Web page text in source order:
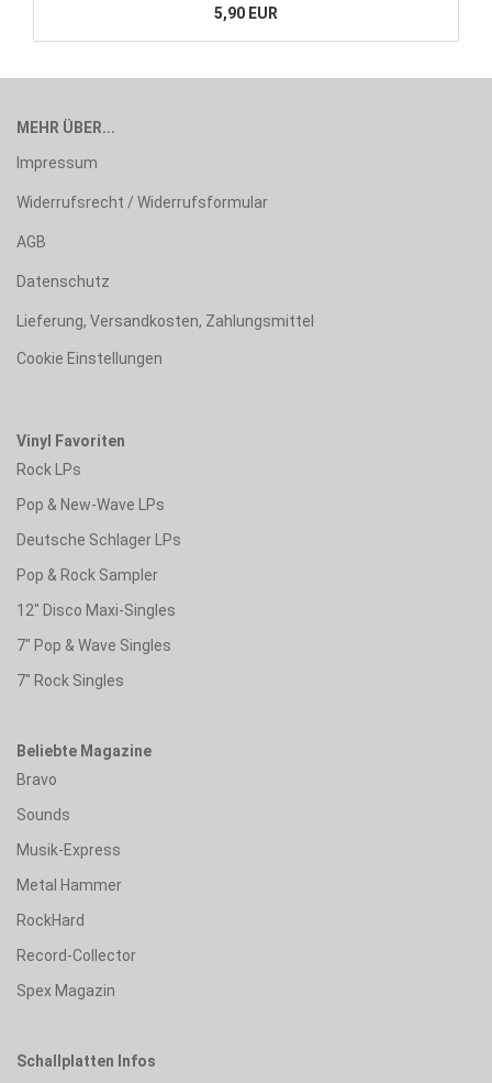
5,90 EUR
MEHR ÜBER...
Impressum
Widerrufsrecht / Widerrufsformular
AGB
Datenschutz
Lieferung, Versandkosten, Zahlungsmittel
Cookie Einstellungen
Vinyl Favoriten
Rock LPs
Pop & New-Wave LPs
Deutsche Schlager LPs
Pop & Rock Sampler
12" Disco Maxi-Singles
7" Pop & Wave Singles
7" Rock Singles
Beliebte Magazine
Bravo
Sounds
Musik-Express
Metal Hammer
RockHard
Record-Collector
Spex Magazin
Schallplatten Infos